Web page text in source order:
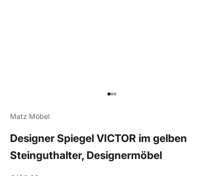
Gehe zu Element 1
Gehe zu Element 2
Gehe zu Element 3
Matz Möbel
Designer Spiegel VICTOR im gelben
Steinguthalter, Designermöbel